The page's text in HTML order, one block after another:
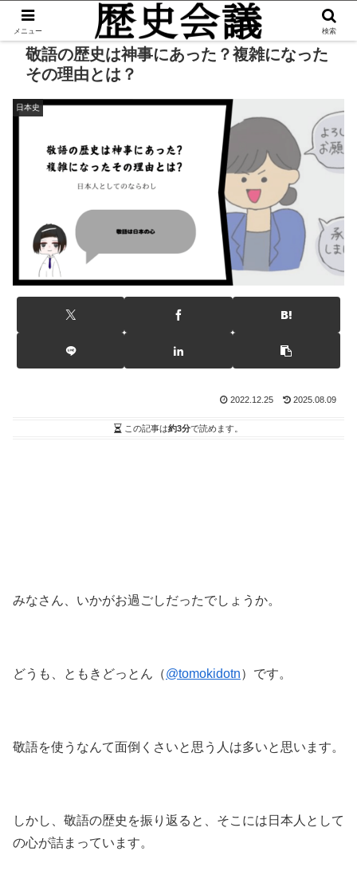
敬語の歴史は神事にあった？複雑になった
その理由とは？
日本史
2022.12.25 2025.08.09
この記事は約3分で読めます。
みなさん、いかがお過ごしだったでしょうか。
どうも、ともきどっとん（@tomokidotn）です。
敬語を使うなんて面倒くさいと思う人は多いと思います。
しかし、敬語の歴史を振り返ると、そこには日本人として
の心が詰まっています。
メニュー 検索